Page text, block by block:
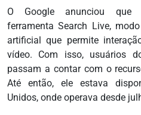
O Google anunciou que
ferramenta Search Live,
artificial que permite
vídeo. Com isso, usuários
passam a contar com o
Até então, ele estava
Unidos, onde operava desde